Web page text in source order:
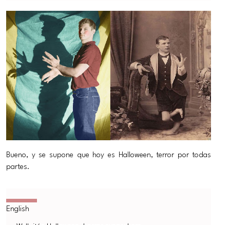
Bueno, y se supone que hoy es Halloween, terror por todas
partes.